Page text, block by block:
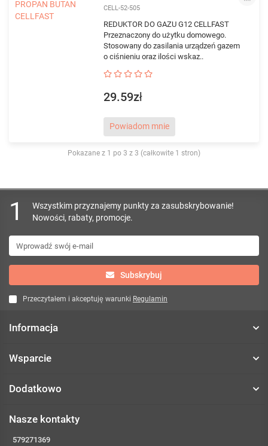
CELL-52-505
REDUKTOR DO GAZU G12 CELLFAST
Przeznaczony do użytku domowego.
Stosowany do zasilania urządzeń gazem
o ciśnieniu oraz ilości wskaz..
29.59zł
Powiadom mnie
Pokazane z 1 po 3 z 3 (całkowite 1 stron)
1
Wszystkim przyznajemy punkty za zasubskrybowanie!
Nowości, rabaty, promocje.
Subskrybuj
Przeczytałem i akceptuję warunki Regulamin
Informacja
Wsparcie
Dodatkowo
Nasze kontakty
579271369